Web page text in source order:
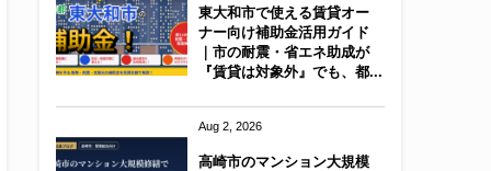
東大和市で使える賃貸オー
ナー向け補助金活用ガイド
｜市の耐震・省エネ助成が
『賃貸は対象外』でも、都...
Aug 2, 2026
高崎市のマンション大規模